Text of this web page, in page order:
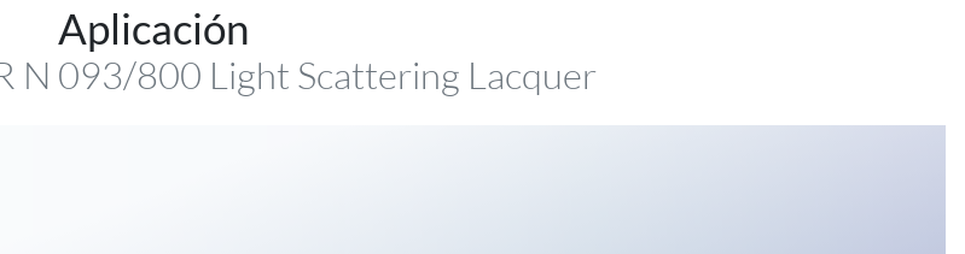
Aplicación
N 093/800 Light Scattering Lacquer